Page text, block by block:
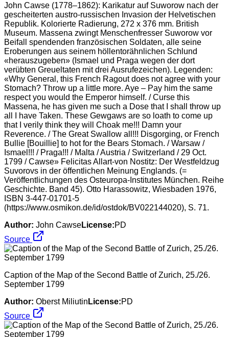
John Cawse (1778–1862): Karikatur auf Suworow nach der
gescheiterten austro-russischen Invasion der Helvetischen
Republik. Kolorierte Radierung, 272 x 376 mm. British
Museum. Massena zwingt Menschenfresser Suworow vor
Beifall spendenden französischen Soldaten, alle seine
Eroberungen aus seinem höllentorähnlichen Schlund
«herauszugeben» (Ismael und Praga wegen der dort
verübten Greueltaten mit drei Ausrufezeichen). Legenden:
«Why General, this French Ragout does not agree with your
Stomach? Throw up a little more. Aye – Pay him the same
respect you would the Emperor himself. / Curse this
Massena, he has given me such a Dose that I shall throw up
all I have Taken. These Gewgaws are so loath to come up
that I verily think they will Choak me!!! Damn your
Reverence. / The Great Swallow all!!! Disgorging, or French
Bullie [Bouillie] to hot for the Bears Stomach. / Warsaw /
Ismael!!! / Praga!!! / Malta / Austria / Switzerland / 29 Oct.
1799 / Cawse» Felicitas Allart-von Nostitz: Der Westfeldzug
Suvorovs in der öffentlichen Meinung Englands. (=
Veröffentlichungen des Osteuropa-Institutes München. Reihe
Geschichte. Band 45). Otto Harassowitz, Wiesbaden 1976,
ISBN 3-447-01701-5
(https://www.osmikon.de/id/ostdok/BV022144020), S. 71.
Author: John CawseLicense:PD
Source
Caption of the Map of the Second Battle of Zurich, 25./26.
September 1799
Author: Oberst Miliutin License:PD
Source